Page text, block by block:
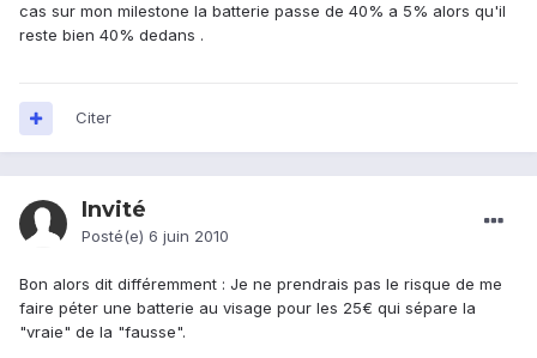
cas sur mon milestone la batterie passe de 40% a 5% alors qu'il
reste bien 40% dedans .
Citer
Invité
Posté(e) 6 juin 2010
Bon alors dit différemment : Je ne prendrais pas le risque de me
faire péter une batterie au visage pour les 25€ qui sépare la
"vraie" de la "fausse".